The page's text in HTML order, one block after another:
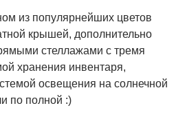
из популярнейших цветов
крышей, дополнительно
стеллажами с тремя
хранения инвентаря,
освещения на солнечной
по полной :)